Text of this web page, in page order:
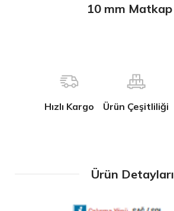
10 mm Matkap
Hızlı Kargo Ürün Çeşitliliği
Ürün Detayları